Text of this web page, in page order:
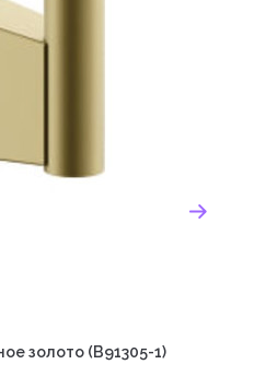
золото (B91305-1)